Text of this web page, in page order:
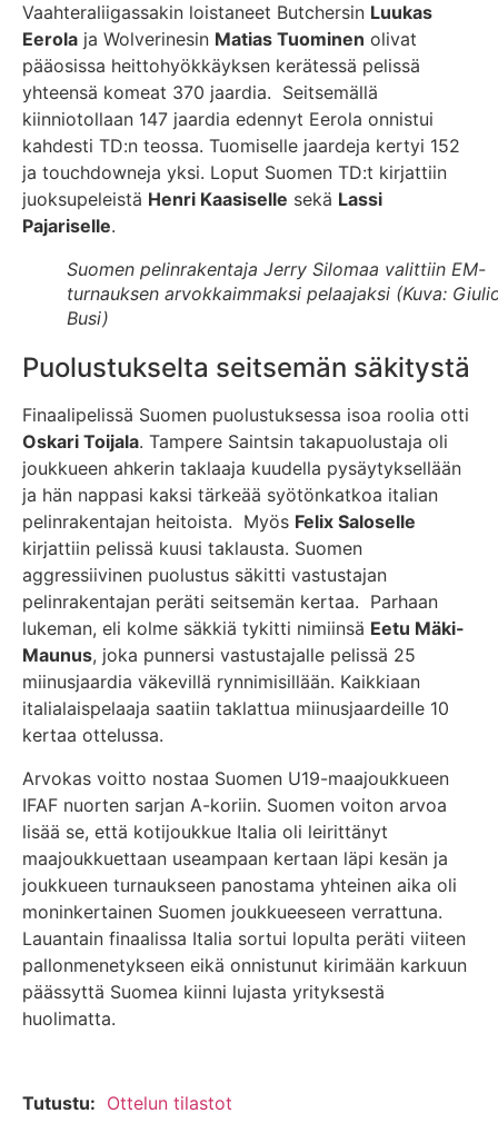
Vaahteraliigassakin loistaneet Butchersin Luukas
Eerola ja Wolverinesin Matias Tuominen olivat
pääosissa heittohyökkäyksen kerätessä pelissä
yhteensä komeat 370 jaardia. Seitsemällä
kiinniotollaan 147 jaardia edennyt Eerola onnistui
kahdesti TD:n teossa. Tuomiselle jaardeja kertyi 152
ja touchdowneja yksi. Loput Suomen TD:t kirjattiin
juoksupeleistä Henri Kaasiselle sekä Lassi
Pajariselle.
Suomen pelinrakentaja Jerry Silomaa valittiin EM-
turnauksen arvokkaimmaksi pelaajaksi (Kuva:
Busi)
Puolustukselta seitsemän säkitystä
Finaalipelissä Suomen puolustuksessa isoa roolia otti
Oskari Toijala. Tampere Saintsin takapuolustaja oli
joukkueen ahkerin taklaaja kuudella pysäytyksellään
ja hän nappasi kaksi tärkeää syötönkatkoa italian
pelinrakentajan heitoista. Myös Felix Saloselle
kirjattiin pelissä kuusi taklausta. Suomen
aggressiivinen puolustus säkitti vastustajan
pelinrakentajan peräti seitsemän kertaa. Parhaan
lukeman, eli kolme säkkiä tykitti nimiinsä Eetu Mäki-
Maunus, joka punnersi vastustajalle pelissä 25
miinusjaardia väkevillä rynnimisillään. Kaikkiaan
italialaispelaaja saatiin taklattua miinusjaardeille 10
kertaa ottelussa.
Arvokas voitto nostaa Suomen U19-maajoukkueen
IFAF nuorten sarjan A-koriin. Suomen voiton arvoa
lisää se, että kotijoukkue Italia oli leirittänyt
maajoukkuettaan useampaan kertaan läpi kesän ja
joukkueen turnaukseen panostama yhteinen aika oli
moninkertainen Suomen joukkueeseen verrattuna.
Lauantain finaalissa Italia sortui lopulta peräti viiteen
pallonmenetykseen eikä onnistunut kirimään karkuun
päässyttä Suomea kiinni lujasta yrityksestä
huolimatta.
Tutustu: Ottelun tilastot